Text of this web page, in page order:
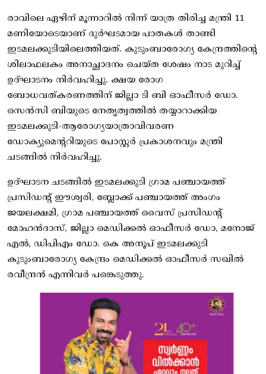
രാവിലെ ഏഴിന് മൂന്നാറില്‍ നിന്ന് യാത്ര തിരിച്ച മന്ത്രി 11
മണിയോടെയാണ് ദുര്‍ഘടമായ പാതകള്‍ താണ്ടി
ഇടമലക്കുടിയിലെത്തിയത്. കുടുംബാരോഗ്യ കേന്ദ്രത്തിന്റെ
ശിലാഫലകം അനാച്ഛാദനം ചെയ്ത ശേഷം നാട മുറിച്ച്
ഉദ്ഘാടനം നിര്‍വഹിച്ചു. ക്ഷയ രോഗ
ബോധവത്കരണത്തിന് ജില്ലാ ടി ബി ഓഫീസര്‍ ഡോ.
സെന്‍സി ബിയുടെ നേതൃത്വത്തില്‍ തയ്യാറാക്കിയ
ഇടമലക്കുടി-ആരോഗ്യയാത്രാവിവരണ
ഡോക്യുമെന്ററിയുടെ പോസ്റ്റര്‍ പ്രകാശനവും മന്ത്രി
ചടങ്ങില്‍ നിര്‍വഹിച്ചു.
ഉദ്ഘാടന ചടങ്ങില്‍ ഇടമലക്കുടി ഗ്രാമ പഞ്ചായത്ത്
പ്രസിഡന്റ് ഈശ്വരി, ബ്ലോക്ക് പഞ്ചായത്ത് അംഗം
ജയലക്ഷമി, ഗ്രാമ പഞ്ചായത്ത് വൈസ് പ്രസിഡന്റ്
മോഹന്‍ദാസ്, ജില്ലാ മെഡിക്കല്‍ ഓഫീസര്‍ ഡോ, മനോജ്
എല്‍, ഡിപിഎം ഡോ. കെ അനൂപ് ഇടമലക്കുടി
കുടുംബാരോഗ്യ കേന്ദ്രം മെഡിക്കല്‍ ഓഫീസര്‍ സഖില്‍
രവീന്ദ്രന്‍ എന്നിവര്‍ പങ്കെടുത്തു.